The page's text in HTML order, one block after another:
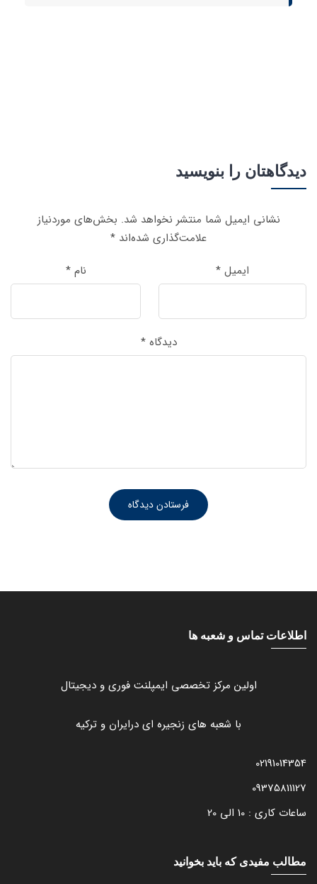
دیدگاهتان را بنویسید
نشانی ایمیل شما منتشر نخواهد شد. بخش‌های موردنیاز
علامت‌گذاری شده‌اند *
نام* ایمیل *
دیدگاه*
اطلاعات تماس و شعبه ها
اولین مرکز تخصصی ایمپلنت فوری و دیجیتال
با شعبه های زنجیره ای درایران و ترکیه
02191014354
09375811127
ساعات کاری : 10 الی 20
مطالب مفیدی که باید بخوانید